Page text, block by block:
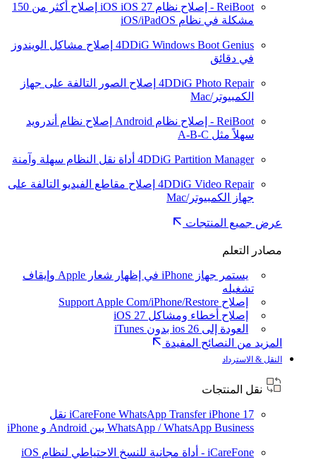
ReiBoot - إصلاح نظام iOS iOS 27
إصلاح أكثر من 150
مشكلة في نظام iOS/iPadOS
4DDiG Windows Boot Genius إصلاح مشاكل الويندوز
في دقائق
4DDiG Photo Repair إصلاح الصور التالفة على جهاز
الكمبيوتر/Mac
ReiBoot - إصلاح نظام Android
إصلاح نظام أندرويد
سهلاً مثل A-B-C
4DDiG Partition Manager أداة نقل النظام سهلة وآمنة
4DDiG Video Repair إصلاح مقاطع الفيديو التالفة على
جهاز الكمبيوتر/Mac
عرض جميع المنتجات
مصادر التعلم
يستمر جهاز iPhone في إظهار شعار Apple وإيقاف
تشغيله
إصلاح Support Apple Com/iPhone/Restore
إصلاح أخطاء ومشاكل iOS 27
العودة إلى ios 26 بدون iTunes
المزيد من النصائح المفيدة
النقل & الاسترداد
نقل المنتجات
iCareFone WhatsApp TransferiPhone 17
نقل
WhatsApp / WhatsApp Business بين Android و iPhone
iCareFone - أداة مجانية للنسخ الاحتياطي لنظام iOS